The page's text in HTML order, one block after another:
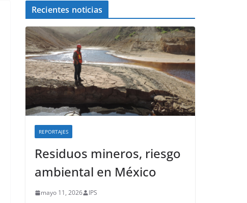
Recientes noticias
REPORTAJES
Residuos mineros, riesgo
ambiental en México
mayo 11, 2026 IPS